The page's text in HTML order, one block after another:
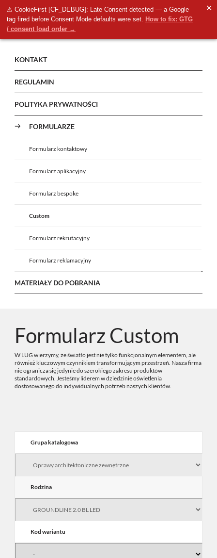
⚠ CookieFirst [CF_DEBUG]: Late Consent detected — a Google
tag fired before Consent Mode defaults were set. How to fix: GTG
/ consent load order →
✕
KONTAKT
REGULAMIN
POLITYKA PRYWATNOŚCI
FORMULARZE
Formularz kontaktowy
Formularz aplikacyjny
Formularz bespoke
Custom
Formularz rekrutacyjny
Formularz reklamacyjny
MATERIAŁY DO POBRANIA
Formularz Custom
W LUG wierzymy, że światło jest nie tylko funkcjonalnym elementem, ale
również kluczowym czynnikiem transformującym przestrzeń. Nasza firma
nie ogranicza się jedynie do szerokiego zakresu produktów
standardowych. Jesteśmy liderem w dziedzinie oświetlenia
dostosowanego do indywidualnych potrzeb naszych klientów.
Grupa katalogowa
Rodzina
Kod wariantu